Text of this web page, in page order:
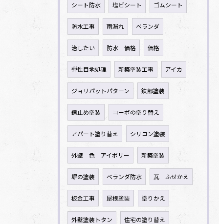
シート防水 塩ビシート ゴムシート
防水工事 雨漏れ ベランダ
治したい 防水 価格 価格
弾性目地処理 新築塗装工事 アイカ
ジョリパットパターン 鉄部塗装
錆止め塗装 コーポの塗り替え
アパート塗り替え シリコン塗装
外壁 色 アイボリー 新築塗装
塀の塗装 ベランダ防水 瓦 ふせかえ
板金工事 屋根塗装 塗りかえ
外壁塗装トタン 住宅の塗り替え